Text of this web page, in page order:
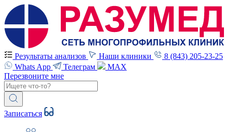
Результаты анализов Наши клиники
8 (843) 205-23-25
Whats App
Телеграм
MAX
Перезвоните мне
Записаться